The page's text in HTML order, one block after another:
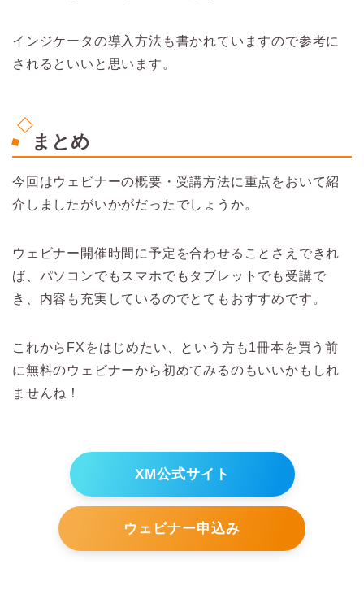
インジケータの導入方法も書かれていますので参考に
されるといいと思います。
まとめ
今回はウェビナーの概要・受講方法に重点をおいて紹
介しましたがいかがだったでしょうか。
ウェビナー開催時間に予定を合わせることさえできれ
ば、パソコンでもスマホでもタブレットでも受講で
き、内容も充実しているのでとてもおすすめです。
これからFXをはじめたい、という方も1冊本を買う前
に無料のウェビナーから初めてみるのもいいかもしれ
ませんね！
XM公式サイト
ウェビナー申込み